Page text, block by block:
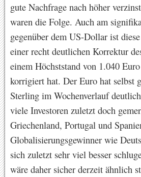
gute Nachfrage nach höher
waren die Folge. Auch am
gegenüber dem US-Dollar ist
einer recht deutlichen Korrektur
einem Höchststand von 1.040
korrigiert hat. Der Euro hat selbst
Sterling im Wochenverlauf
viele Investoren zuletzt doch
Griechenland, Portugal und
Globalisierungsgewinner wie
sich zuletzt sehr viel besser
wäre daher sicher derzeit ähnlich